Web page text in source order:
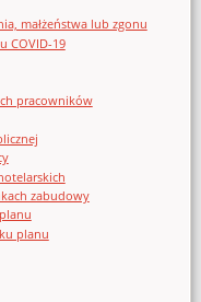
małżeństwa lub zgonu
COVID-19
pracowników
zabudowy
planu